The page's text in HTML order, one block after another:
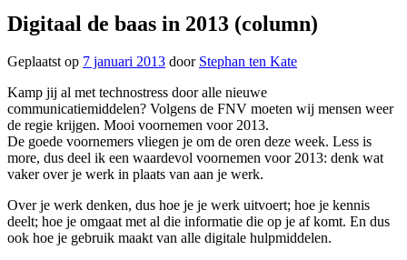
Digitaal de baas in 2013 (column)
Geplaatst op 7 januari 2013 door Stephan ten Kate
Kamp jij al met technostress door alle nieuwe
communicatiemiddelen? Volgens de FNV moeten wij mensen weer
de regie krijgen. Mooi voornemen voor 2013.
De goede voornemers vliegen je om de oren deze week. Less is
more, dus deel ik een waardevol voornemen voor 2013: denk wat
vaker over je werk in plaats van aan je werk.
Over je werk denken, dus hoe je je werk uitvoert; hoe je kennis
deelt; hoe je omgaat met al die informatie die op je af komt. En dus
ook hoe je gebruik maakt van alle digitale hulpmiddelen.